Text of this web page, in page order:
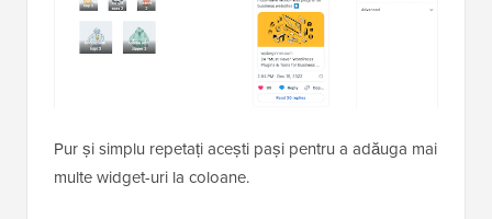
Pur și simplu repetați acești pași pentru a adăuga mai
multe widget-uri la coloane.